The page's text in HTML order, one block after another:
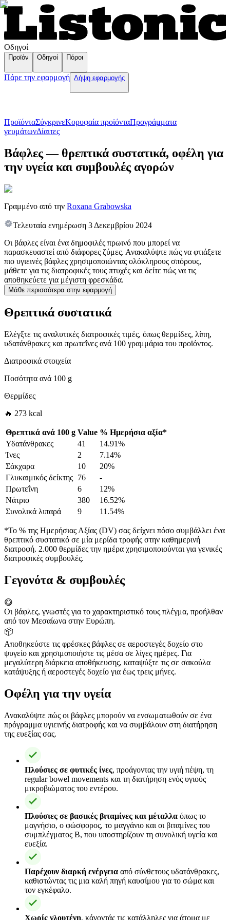
Οδηγοί
Προϊόν Οδηγοί Πόροι
Πάρε την εφαρμογή Λήψη εφαρμογής
ΠροϊόνταΣύγκρινεΚορυφαία προϊόνταПρογράμματα
γευμάτωνΔίαιτες
Βάφλες — θρεπτικά συστατικά, οφέλη για
την υγεία και συμβουλές αγορών
Γραμμένο από την Roxana Grabowska
Τελευταία ενημέρωση 3 Δεκεμβρίου 2024
Οι βάφλες είναι ένα δημοφιλές πρωινό που μπορεί να
παρασκευαστεί από διάφορες ζύμες. Ανακαλύψτε πώς να φτιάξετε
πιο υγιεινές βάφλες χρησιμοποιώντας ολόκληρους σπόρους,
μάθετε για τις διατροφικές τους πτυχές και δείτε πώς να τις
αποθηκεύετε για μέγιστη φρεσκάδα.
Μάθε περισσότερα στην εφαρμογή
Θρεπτικά συστατικά
Ελέγξτε τις αναλυτικές διατροφικές τιμές, όπως θερμίδες, λίπη,
υδατάνθρακες και πρωτεΐνες ανά 100 γραμμάρια του προϊόντος.
Διατροφικά στοιχεία
Ποσότητα ανά 100 g
Θερμίδες
🔥 273 kcal
Θρεπτικά ανά 100 g Value % Ημερήσια αξία*
Υδατάνθρακες
41
14.91%
Ίνες
2
7.14%
Σάκχαρα
10
20%
Γλυκαιμικός δείκτης 76
-
Πρωτεΐνη
6
12%
Νάτριο
380
16.52%
Συνολικά λιπαρά
9 11.54%
*Το % της Ημερήσιας Αξίας (DV) σας δείχνει πόσο συμβάλλει ένα
θρεπτικό συστατικό σε μία μερίδα τροφής στην καθημερινή
διατροφή. 2.000 θερμίδες την ημέρα χρησιμοποιούνται για γενικές
διατροφικές συμβουλές.
Γεγονότα & συμβουλές
😋
Οι βάφλες, γνωστές για το χαρακτηριστικό τους πλέγμα, προήλθαν
από τον Μεσαίωνα στην Ευρώπη.
📦
Αποθηκεύστε τις φρέσκες βάφλες σε αεροστεγές δοχείο στο
ψυγείο και χρησιμοποιήστε τις μέσα σε λίγες ημέρες. Για
μεγαλύτερη διάρκεια αποθήκευσης, καταψύξτε τις σε σακούλα
κατάψυξης ή αεροστεγές δοχείο για έως τρεις μήνες.
Οφέλη για την υγεία
Ανακαλύψτε πώς οι βάφλες μπορούν να ενσωματωθούν σε ένα
πρόγραμμα υγιεινής διατροφής και να συμβάλουν στη διατήρηση
της ευεξίας σας.
Πλούσιες σε φυτικές ίνες, προάγοντας την υγιή πέψη, τη
regular bowel movements και τη διατήρηση ενός υγιούς
μικροβιώματος του εντέρου.
Πλούσιες σε βασικές βιταμίνες και μέταλλα όπως το
μαγνήσιο, ο φώσφορος, το μαγγάνιο και οι βιταμίνες του
συμπλέγματος B, που υποστηρίζουν τη συνολική υγεία και
ευεξία.
Παρέχουν διαρκή ενέργεια από σύνθετους υδατάνθρακες,
καθιστώντας τις μια καλή πηγή καυσίμου για το σώμα και
τον εγκέφαλο.
Χωρίς γλουτένη, κάνοντάς τις κατάλληλες για άτομα με